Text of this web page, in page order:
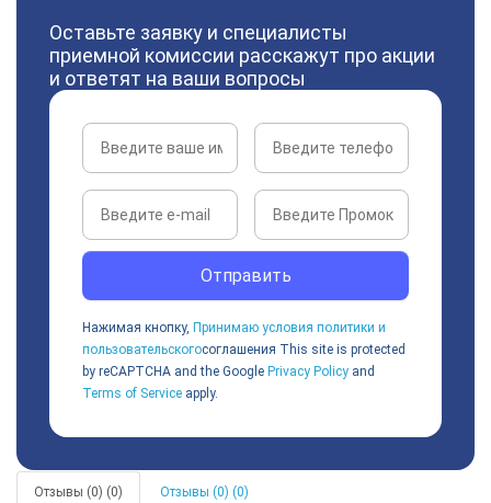
Оставьте заявку и специалисты
приемной комиссии расскажут про акции
и ответят на ваши вопросы
Отправить
Нажимая кнопку, Принимаю условия политики и
пользовательскогосоглашения This site is protected
by reCAPTCHA and the Google Privacy Policy and
Terms of Service apply.
Отзывы (0) (0) Отзывы (0) (0)